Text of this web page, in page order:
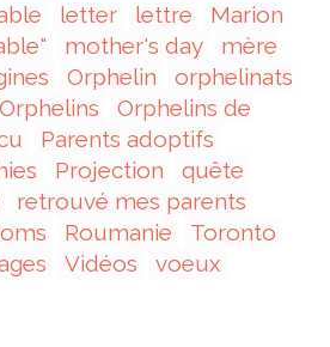
letter lettre
Marion
mother's day
mère
Orphelin
orphelinats
Orphelins
Orphelins de
Parents adoptifs
Projection
quête
retrouvé mes parents
Roumanie
Toronto
Vidéos voeux